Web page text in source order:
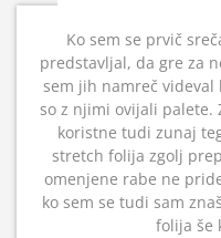
Ko sem se prvič
predstavljal, da gre za
sem jih namreč
so z njimi ovijali palete.
koristne tudi zunaj
stretch folija zgolj
omenjene rabe ne
ko sem se tudi sam
folija še